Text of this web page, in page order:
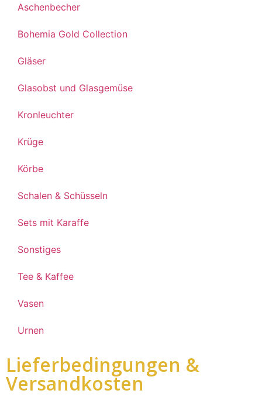
Aschenbecher
Bohemia Gold Collection
Gläser
Glasobst und Glasgemüse
Kronleuchter
Krüge
Körbe
Schalen & Schüsseln
Sets mit Karaffe
Sonstiges
Tee & Kaffee
Vasen
Urnen
Lieferbedingungen &
Versandkosten